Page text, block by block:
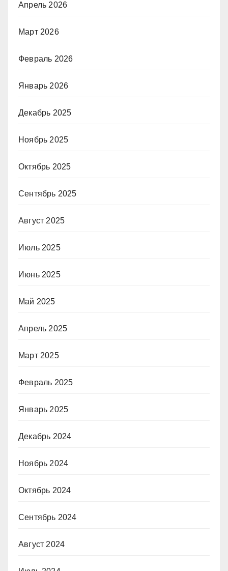
Апрель 2026
Март 2026
Февраль 2026
Январь 2026
Декабрь 2025
Ноябрь 2025
Октябрь 2025
Сентябрь 2025
Август 2025
Июль 2025
Июнь 2025
Май 2025
Апрель 2025
Март 2025
Февраль 2025
Январь 2025
Декабрь 2024
Ноябрь 2024
Октябрь 2024
Сентябрь 2024
Август 2024